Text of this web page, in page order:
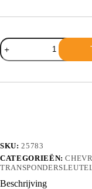
Transpondersleutel
nikkel
HU100CTE
chip
SKU:25783
CATEGORIEËN:
Beschrijving